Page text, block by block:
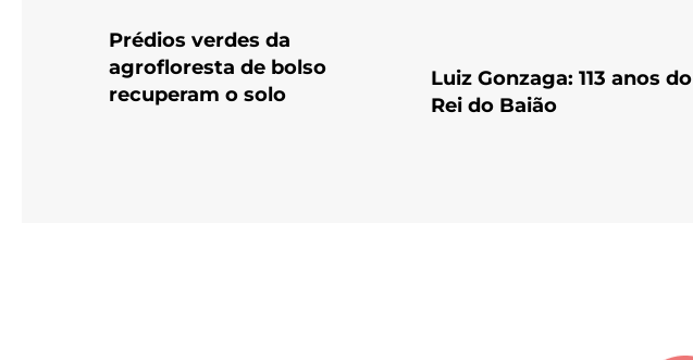
Prédios verdes da
agrofloresta de bolso
recuperam o solo
Luiz Gonzaga: 113 anos do
Rei do Baião